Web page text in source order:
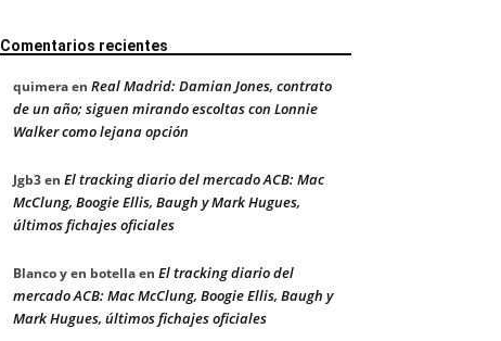
Comentarios recientes
quimeraen Real Madrid: Damian Jones, contrato
de un año; siguen mirando escoltas con Lonnie
Walker como lejana opción
Jgb3en El tracking diario del mercado ACB: Mac
McClung, Boogie Ellis, Baugh y Mark Hugues,
últimos fichajes oficiales
Blanco y en botellaen El tracking diario del
mercado ACB: Mac McClung, Boogie Ellis, Baugh y
Mark Hugues, últimos fichajes oficiales